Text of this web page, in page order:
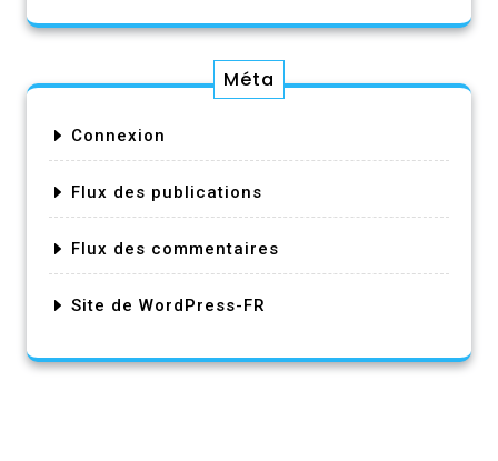
Méta
Connexion
Flux des publications
Flux des commentaires
Site de WordPress-FR